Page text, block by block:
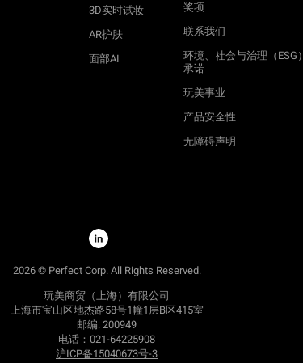
3D实时试妆
AR护肤
面部AI
奖项
联系我们
环境、社会与治理（ESG）
承诺
玩美事业
产品安全性
无障碍声明
2026 © Perfect Corp. All Rights Reserved.
玩美商贸（上海）有限公司
上海市宝山区地杰路58号1幢1层B区415室
邮编: 200949
电话：021-64225908
沪ICP备15040673号-3